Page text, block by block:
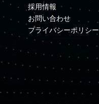
採用情報
お問い合わせ
プライバシーポリシー